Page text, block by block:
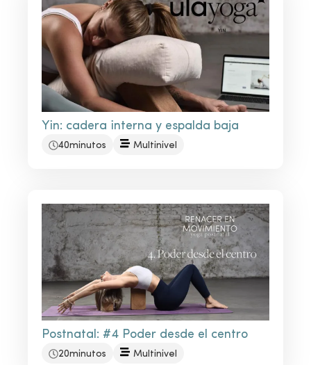
Yin: cadera interna y espalda baja
40minutos Multinivel
Postnatal: #4 Poder desde el centro
20minutos Multinivel